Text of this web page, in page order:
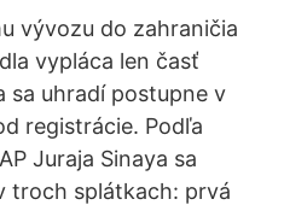
vývozu do zahraničia
vypláca len časť
sa uhradí postupne v
registrácie. Podľa
Juraja Sinaya sa
troch splátkach: prvá